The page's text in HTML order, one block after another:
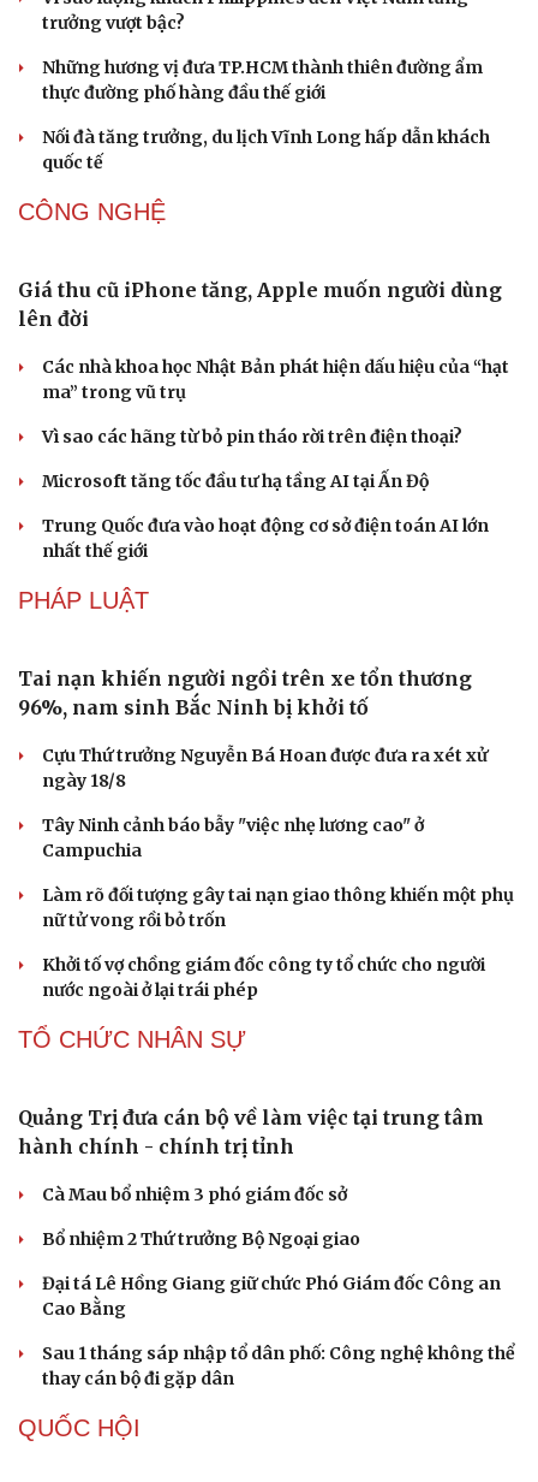
Du lịch
Tư vấn
Săn Tour
check-in
Podcast
trưởng vượt bậc?
Những hương vị đưa TP.HCM thành thiên đường ẩm
thực đường phố hàng đầu thế giới
Nối đà tăng trưởng, du lịch Vĩnh Long hấp dẫn khách
quốc tế
CÔNG NGHỆ
Giá thu cũ iPhone tăng, Apple muốn người dùng
lên đời
Các nhà khoa học Nhật Bản phát hiện dấu hiệu của “hạt
ma” trong vũ trụ
Vì sao các hãng từ bỏ pin tháo rời trên điện thoại?
Microsoft tăng tốc đầu tư hạ tầng AI tại Ấn Độ
Trung Quốc đưa vào hoạt động cơ sở điện toán AI lớn
nhất thế giới
PHÁP LUẬT
Tai nạn khiến người ngồi trên xe tổn thương
96%, nam sinh Bắc Ninh bị khởi tố
Cựu Thứ trưởng Nguyễn Bá Hoan được đưa ra xét xử
ngày 18/8
Tây Ninh cảnh báo bẫy "việc nhẹ lương cao" ở
Campuchia
Làm rõ đối tượng gây tai nạn giao thông khiến một phụ
nữ tử vong rồi bỏ trốn
Khởi tố vợ chồng giám đốc công ty tổ chức cho người
nước ngoài ở lại trái phép
TỔ CHỨC NHÂN SỰ
Quảng Trị đưa cán bộ về làm việc tại trung tâm
hành chính - chính trị tỉnh
Cà Mau bổ nhiệm 3 phó giám đốc sở
Bổ nhiệm 2 Thứ trưởng Bộ Ngoại giao
Đại tá Lê Hồng Giang giữ chức Phó Giám đốc Công an
Cao Bằng
Sau 1 tháng sáp nhập tổ dân phố: Công nghệ không thể
thay cán bộ đi gặp dân
QUỐC HỘI